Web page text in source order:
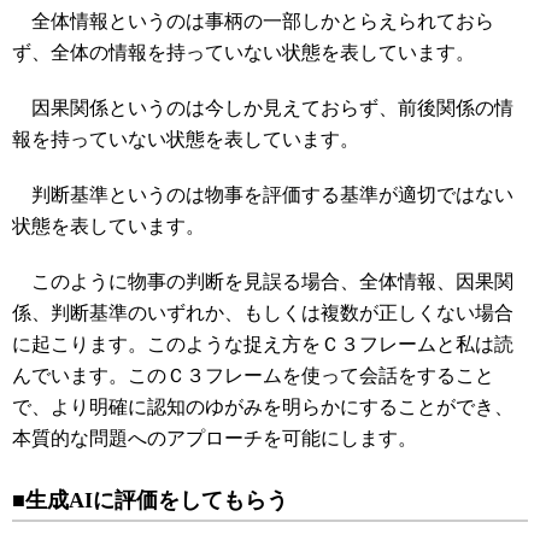
全体情報というのは事柄の一部しかとらえられておら
ず、全体の情報を持っていない状態を表しています。
因果関係というのは今しか見えておらず、前後関係の情
報を持っていない状態を表しています。
判断基準というのは物事を評価する基準が適切ではない
状態を表しています。
このように物事の判断を見誤る場合、全体情報、因果関
係、判断基準のいずれか、もしくは複数が正しくない場合
に起こります。このような捉え方をＣ３フレームと私は読
んでいます。このＣ３フレームを使って会話をすること
で、より明確に認知のゆがみを明らかにすることができ、
本質的な問題へのアプローチを可能にします。
■生成AIに評価をしてもらう